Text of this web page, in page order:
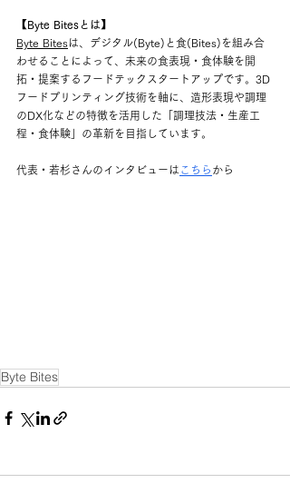
【Byte Bitesとは】
Byte Bitesは、デジタル(Byte)と食(Bites)を組み合
わせることによって、未来の食表現・食体験を開
拓・提案するフードテックスタートアップです。3D
フードプリンティング技術を軸に、造形表現や調理
のDX化などの特徴を活用した「調理技法・生産工
程・食体験」の革新を目指しています。
代表・若杉さんのインタビューは こちら から
Byte Bites